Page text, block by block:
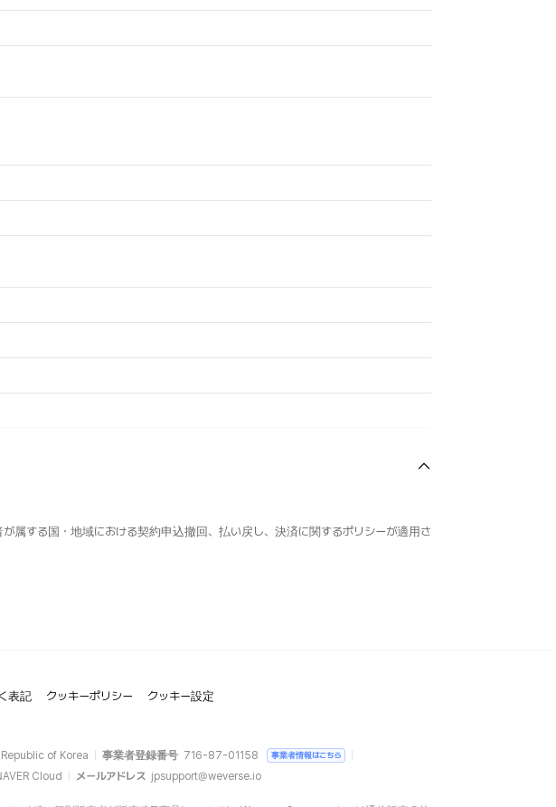
属する国・地域における契約申込撤回、払い戻し、決済に関するポリシーが適用さ
表記 クッキーポリシー クッキー設定
of Korea 事業者登録番号 716-87-01158 事業者情報はこちら
Cloud メールアドレス jpsupport@weverse.io